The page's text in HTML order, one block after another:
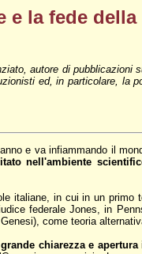
la fede della
autore di pubblicazioni
ed, in particolare, la
e va infiammando il
nell'ambiente
italiane, in cui in un
federale Jones, in
come teoria
chiarezza e